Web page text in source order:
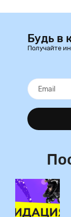
Будь в
Получайте